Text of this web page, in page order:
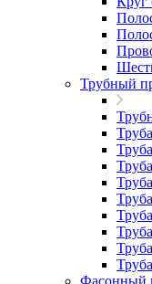
Трубный
Фасонный